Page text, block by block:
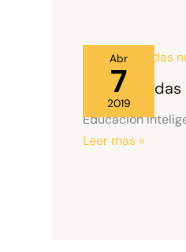
Abr
7
2019
No te
Educación
Leer mas »